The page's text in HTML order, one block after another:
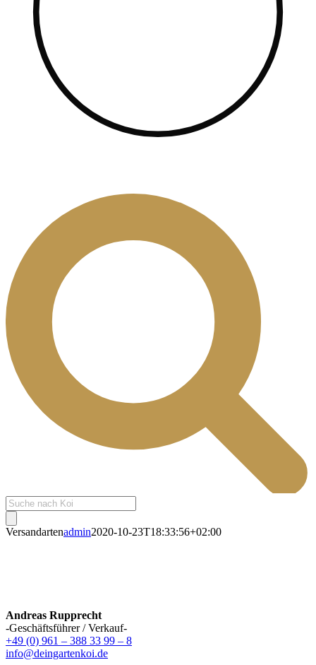
Products
search
Versandartenadmin2020-10-23T18:33:56+02:00
Andreas Rupprecht
-Geschäftsführer / Verkauf-
+49 (0) 961 – 388 33 99 – 8
info@deingartenkoi.de